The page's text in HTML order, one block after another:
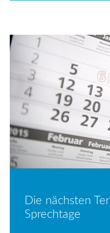
Die nächsten
Sprechtage